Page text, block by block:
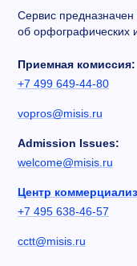
Сервис
об орфографических
Приемная комиссия:
+7 499 649-44-80
vopros@misis.ru
Admission Issues:
welcome@misis.ru
Центр
+7 495 638-46-57
cctt@misis.ru